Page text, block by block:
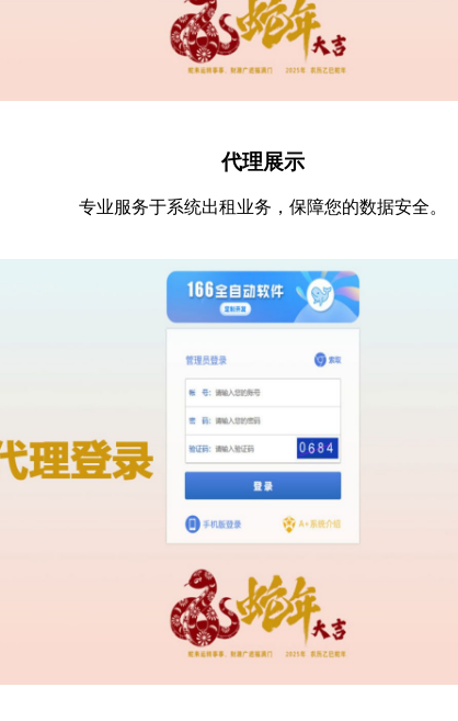
代理展示
专业服务于系统出租业务，保障您的数据安全。